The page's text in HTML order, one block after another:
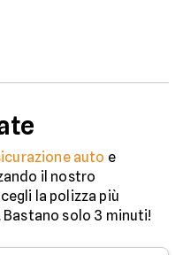
auto e
il nostro
la polizza più
solo 3 minuti!